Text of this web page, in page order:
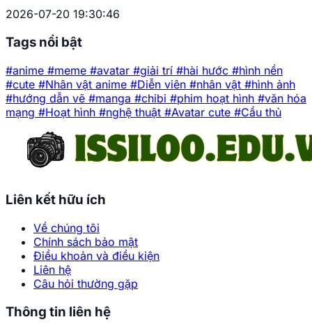
2026-07-20 19:30:46
Tags nổi bật
#anime #meme #avatar #giải trí #hài hước #hình nền
#cute #Nhân vật anime #Diễn viên #nhân vật #hình ảnh
#hướng dẫn vẽ #manga #chibi #phim hoạt hình #văn hóa
mạng #Hoạt hình #nghệ thuật #Avatar cute #Cầu thủ
Liên kết hữu ích
Về chúng tôi
Chính sách bảo mật
Điều khoản và điều kiện
Liên hệ
Câu hỏi thường gặp
Thông tin liên hệ